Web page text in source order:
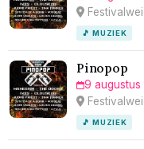
🎵 MUZIEK
Pinopop
9
🎵 MUZIEK